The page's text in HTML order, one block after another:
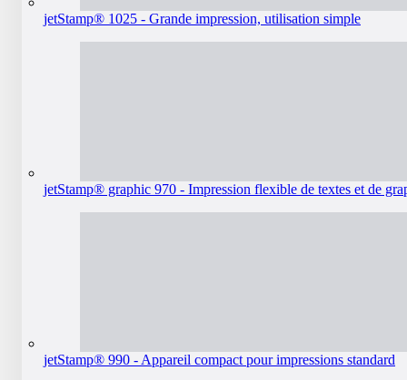
jetStamp® 1025 - Grande impression, utilisation simple
jetStamp® graphic 970 - Impression flexible de textes et de
jetStamp® 990 - Appareil compact pour impressions standard